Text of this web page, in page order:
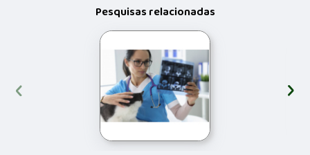
Pesquisas relacionadas
‹ ›